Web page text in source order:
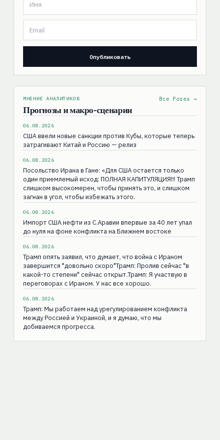
МНЕНИЕ АНАЛИТИКОВ
Прогнозы и макро-сценарии
Все Forex →
06.08.2026
США ввели новые санкции против Кубы, которые теперь
затрагивают Китай и Россию — релиз
06.08.2026
Посольство Ирана в Гане: «Для США остаeтся только
один приемлемый исход: ПОЛНАЯ КАПИТУЛЯЦИЯ!!! Трамп
слишком высокомерен, чтобы принять это, и слишком
загнан в угол, чтобы избежать этого.
06.08.2026
Импорт США нефти из С.Аравии впервые за 40 лет упал
до нуля на фоне конфликта на Ближнем востоке
06.08.2026
Трамп опять заявил, что думает, что война с Ираном
завершится "довольно скоро"Трамп: Пролив сейчас "в
какой-то степени" сейчас открыт.Трамп: Я участвую в
переговорах с Ираном. У нас все хорошо.
06.08.2026
Трамп: Мы работаем над урегулированием конфликта
между Россией и Украиной, и я думаю, что мы
добиваемся прогресса.